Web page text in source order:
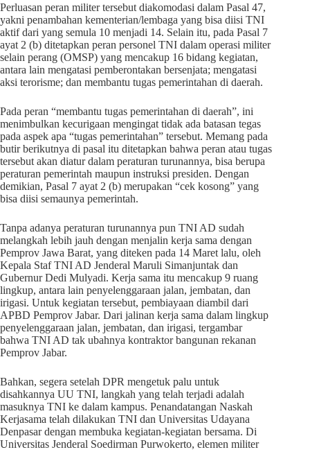
Perluasan peran militer tersebut diakomodasi dalam Pasal 47,
yakni penambahan kementerian/lembaga yang bisa diisi TNI
aktif dari yang semula 10 menjadi 14. Selain itu, pada Pasal 7
ayat 2 (b) ditetapkan peran personel TNI dalam operasi militer
selain perang (OMSP) yang mencakup 16 bidang kegiatan,
antara lain mengatasi pemberontakan bersenjata; mengatasi
aksi terorisme; dan membantu tugas pemerintahan di daerah.
Pada peran “membantu tugas pemerintahan di daerah”, ini
menimbulkan kecurigaan mengingat tidak ada batasan tegas
pada aspek apa “tugas pemerintahan” tersebut. Memang pada
butir berikutnya di pasal itu ditetapkan bahwa peran atau tugas
tersebut akan diatur dalam peraturan turunannya, bisa berupa
peraturan pemerintah maupun instruksi presiden. Dengan
demikian, Pasal 7 ayat 2 (b) merupakan “cek kosong” yang
bisa diisi semaunya pemerintah.
Tanpa adanya peraturan turunannya pun TNI AD sudah
melangkah lebih jauh dengan menjalin kerja sama dengan
Pemprov Jawa Barat, yang diteken pada 14 Maret lalu, oleh
Kepala Staf TNI AD Jenderal Maruli Simanjuntak dan
Gubernur Dedi Mulyadi. Kerja sama itu mencakup 9 ruang
lingkup, antara lain penyelenggaraan jalan, jembatan, dan
irigasi. Untuk kegiatan tersebut, pembiayaan diambil dari
APBD Pemprov Jabar. Dari jalinan kerja sama dalam lingkup
penyelenggaraan jalan, jembatan, dan irigasi, tergambar
bahwa TNI AD tak ubahnya kontraktor bangunan rekanan
Pemprov Jabar.
Bahkan, segera setelah DPR mengetuk palu untuk
disahkannya UU TNI, langkah yang telah terjadi adalah
masuknya TNI ke dalam kampus. Penandatangan Naskah
Kerjasama telah dilakukan TNI dan Universitas Udayana
Denpasar dengan membuka kegiatan-kegiatan bersama. Di
Universitas Jenderal Soedirman Purwokerto, elemen militer